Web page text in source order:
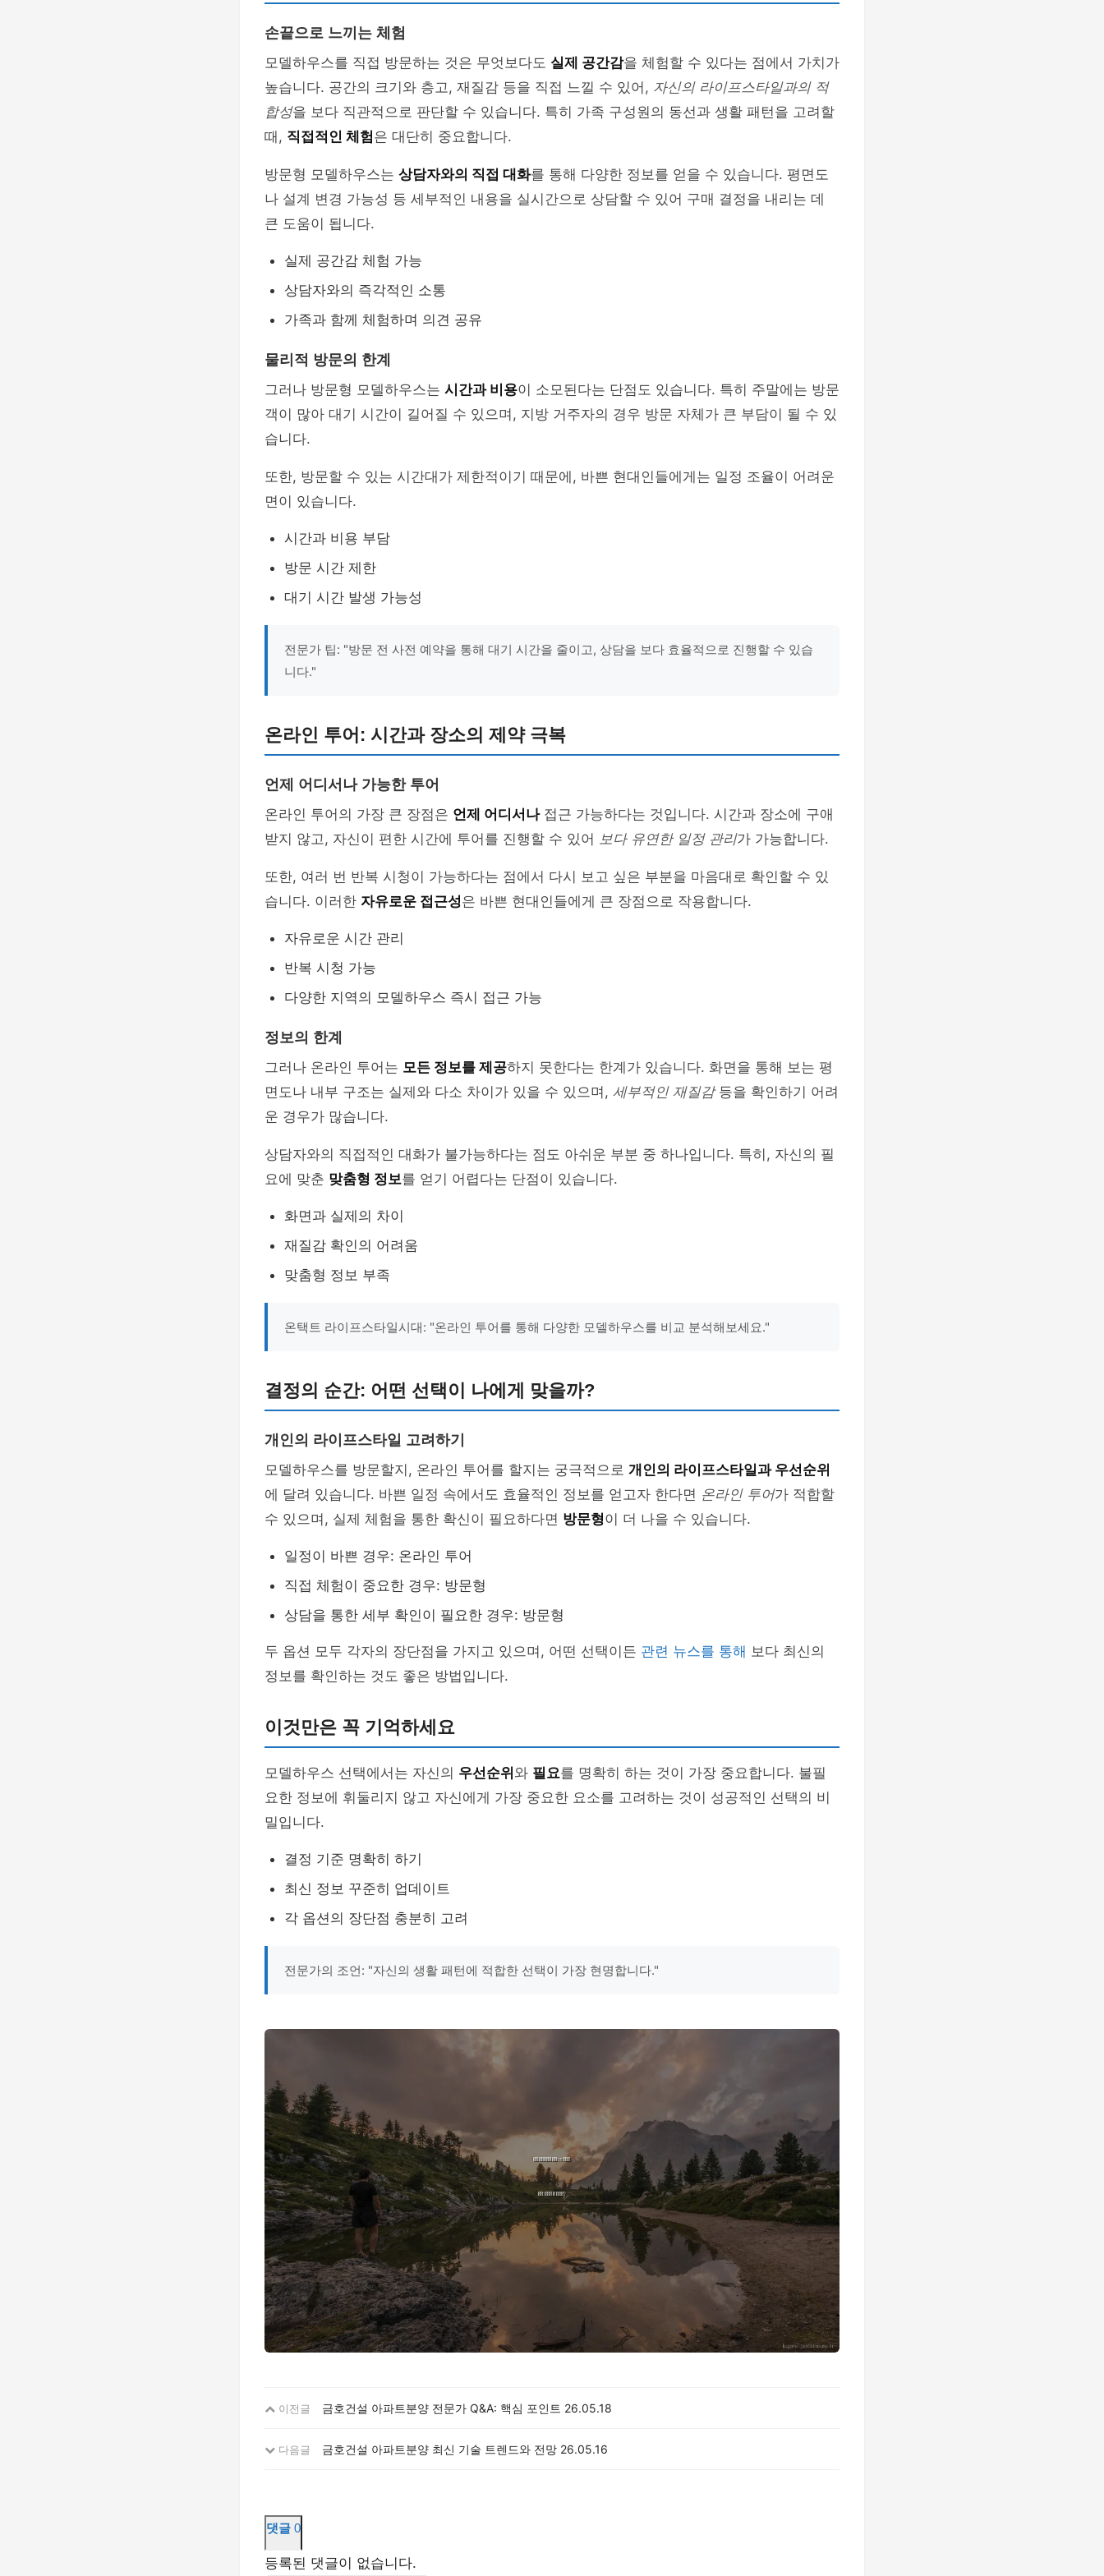
손끝으로 느끼는 체험
모델하우스를 직접 방문하는 것은 무엇보다도 실제 공간감을 체험할 수 있다는 점에서 가치가
높습니다. 공간의 크기와 층고, 재질감 등을 직접 느낄 수 있어, 자신의 라이프스타일과의 적
합성을 보다 직관적으로 판단할 수 있습니다. 특히 가족 구성원의 동선과 생활 패턴을 고려할
때, 직접적인 체험은 대단히 중요합니다.
방문형 모델하우스는 상담자와의 직접 대화를 통해 다양한 정보를 얻을 수 있습니다. 평면도
나 설계 변경 가능성 등 세부적인 내용을 실시간으로 상담할 수 있어 구매 결정을 내리는 데
큰 도움이 됩니다.
실제 공간감 체험 가능
상담자와의 즉각적인 소통
가족과 함께 체험하며 의견 공유
물리적 방문의 한계
그러나 방문형 모델하우스는 시간과 비용이 소모된다는 단점도 있습니다. 특히 주말에는 방문
객이 많아 대기 시간이 길어질 수 있으며, 지방 거주자의 경우 방문 자체가 큰 부담이 될 수 있
습니다.
또한, 방문할 수 있는 시간대가 제한적이기 때문에, 바쁜 현대인들에게는 일정 조율이 어려운
면이 있습니다.
시간과 비용 부담
방문 시간 제한
대기 시간 발생 가능성
전문가 팁: "방문 전 사전 예약을 통해 대기 시간을 줄이고, 상담을 보다 효율적으로 진행할 수 있습
니다."
온라인 투어: 시간과 장소의 제약 극복
언제 어디서나 가능한 투어
온라인 투어의 가장 큰 장점은 언제 어디서나접근 가능하다는 것입니다. 시간과 장소에 구애
받지 않고, 자신이 편한 시간에 투어를 진행할 수 있어 보다 유연한 일정 관리가 가능합니다.
또한, 여러 번 반복 시청이 가능하다는 점에서 다시 보고 싶은 부분을 마음대로 확인할 수 있
습니다. 이러한 자유로운 접근성은 바쁜 현대인들에게 큰 장점으로 작용합니다.
자유로운 시간 관리
반복 시청 가능
다양한 지역의 모델하우스 즉시 접근 가능
정보의 한계
그러나 온라인 투어는 모든 정보를 제공하지 못한다는 한계가 있습니다. 화면을 통해 보는 평
면도나 내부 구조는 실제와 다소 차이가 있을 수 있으며, 세부적인 재질감등을 확인하기 어려
운 경우가 많습니다.
상담자와의 직접적인 대화가 불가능하다는 점도 아쉬운 부분 중 하나입니다. 특히, 자신의 필
요에 맞춘 맞춤형 정보를 얻기 어렵다는 단점이 있습니다.
화면과 실제의 차이
재질감 확인의 어려움
맞춤형 정보 부족
온택트 라이프스타일시대: "온라인 투어를 통해 다양한 모델하우스를 비교 분석해보세요."
결정의 순간: 어떤 선택이 나에게 맞을까?
개인의 라이프스타일 고려하기
모델하우스를 방문할지, 온라인 투어를 할지는 궁극적으로 개인의 라이프스타일과 우선순위
에 달려 있습니다. 바쁜 일정 속에서도 효율적인 정보를 얻고자 한다면 온라인 투어가 적합할
수 있으며, 실제 체험을 통한 확신이 필요하다면 방문형이 더 나을 수 있습니다.
일정이 바쁜 경우: 온라인 투어
직접 체험이 중요한 경우: 방문형
상담을 통한 세부 확인이 필요한 경우: 방문형
두 옵션 모두 각자의 장단점을 가지고 있으며, 어떤 선택이든 관련 뉴스를 통해 보다 최신의
정보를 확인하는 것도 좋은 방법입니다.
이것만은 꼭 기억하세요
모델하우스 선택에서는 자신의 우선순위 와 필요를 명확히 하는 것이 가장 중요합니다. 불필
요한 정보에 휘둘리지 않고 자신에게 가장 중요한 요소를 고려하는 것이 성공적인 선택의 비
밀입니다.
결정 기준 명확히 하기
최신 정보 꾸준히 업데이트
각 옵션의 장단점 충분히 고려
전문가의 조언: "자신의 생활 패턴에 적합한 선택이 가장 현명합니다."
이전글 금호건설 아파트분양 전문가 Q&A: 핵심 포인트 26.05.18
다음글 금호건설 아파트분양 최신 기술 트렌드와 전망 26.05.16
댓글 0
등록된 댓글이 없습니다.